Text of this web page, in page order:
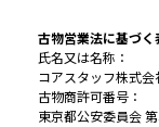
古物営業法に基づく
氏名又は名称：
コアスタッフ株式会
古物商許可番号：
東京都公安委員会